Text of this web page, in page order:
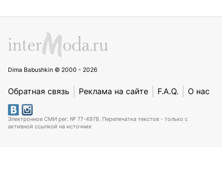
Dima Babushkin © 2000 - 2026
Обратная связь Реклама на сайте F.A.Q. О нас
Электронное СМИ рег. № 77-4978. Перепечатка текстов - только с
активной ссылкой на источник